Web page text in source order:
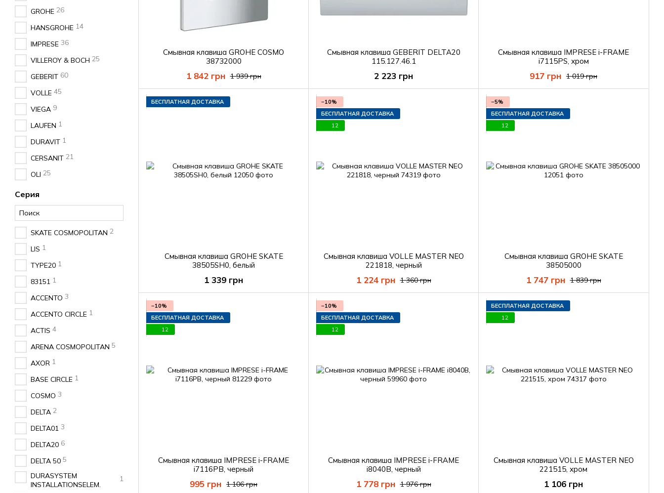
Смывная клавиша GROHE COSMO
38732000
1 939 грн
1 842 грн
Смывная клавиша GEBERIT DELTA20
115.127.46.1
2 223 грн
Смывная клавиша IMPRESE i-FRAME
i7115PS, хром
1 019 грн
917 грн
БЕСПЛАТНАЯ ДОСТАВКА
Смывная клавиша GROHE SKATE
38505SH0, белый
1 339 грн
−10%
БЕСПЛАТНАЯ ДОСТАВКА
12
Смывная клавиша VOLLE MASTER NEO
221818, черный
1 360 грн
1 224 грн
−5%
БЕСПЛАТНАЯ ДОСТАВКА
12
Смывная клавиша GROHE SKATE
38505000
1 839 грн
1 747 грн
−10%
БЕСПЛАТНАЯ ДОСТАВКА
12
Смывная клавиша IMPRESE i-FRAME
i7116PB, черный
1 106 грн
995 грн
−10%
БЕСПЛАТНАЯ ДОСТАВКА
12
Смывная клавиша IMPRESE i-FRAME
i8040B, черный
1 976 грн
1 778 грн
БЕСПЛАТНАЯ ДОСТАВКА
12
Смывная клавиша VOLLE MASTER NEO
221515, хром
1 106 грн
GROHE 26
HANSGROHE 14
IMPRESE 36
VILLEROY & BOCH 25
GEBERIT 60
VOLLE 45
VIEGA 9
LAUFEN 1
DURAVIT 1
CERSANIT 21
OLI 25
Серия
SKATE COSMOPOLITAN 2
LIS 1
TYPE20 1
83151 1
ACCENTO 3
ACCENTO CIRCLE 1
ACTIS 4
ARENA COSMOPOLITAN 5
AXOR 1
BASE CIRCLE 1
COSMO 3
DELTA 2
DELTA01 3
DELTA20 6
DELTA 50 5
DURASYSTEM
INSTALLATIONSELEM.
1